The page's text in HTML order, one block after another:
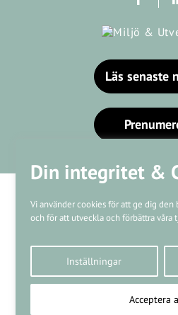
Din integritet &
Vi använder cookies för att ge dig den
och för att utveckla och förbättra våra
Inställningar
Acceptera
Läs senaste
Kundtjänst